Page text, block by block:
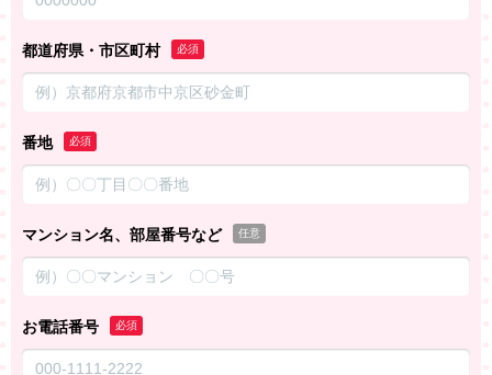
都道府県・市区町村 必須
番地 必須
マンション名、部屋番号など 任意
お電話番号 必須